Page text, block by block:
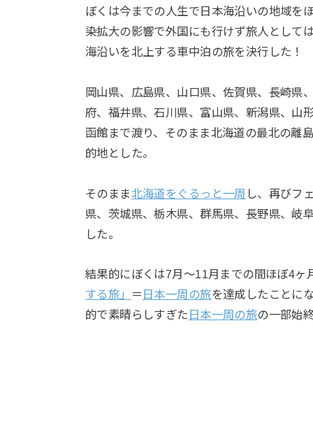
ぼくは今までの人生で日本海沿いの地域を
染拡大の影響で外国にも行けず旅人として
海沿いを北上する車中泊の旅を決行した！
岡山県、広島県、山口県、佐賀県、長崎県
府、福井県、石川県、富山県、新潟県、山
函館まで渡り、そのまま北海道の最北の離
的地とした。
そのまま 北海道をぐるっと一周 し、再びフ
県、茨城県、栃木県、群馬県、長野県、岐
した。
結果的にぼくは7月〜11月までの間ほぼ4ヶ
する旅」
＝ 日本一周の旅を達成したことに
的で素晴らしすぎた 日本一周の旅の一部始